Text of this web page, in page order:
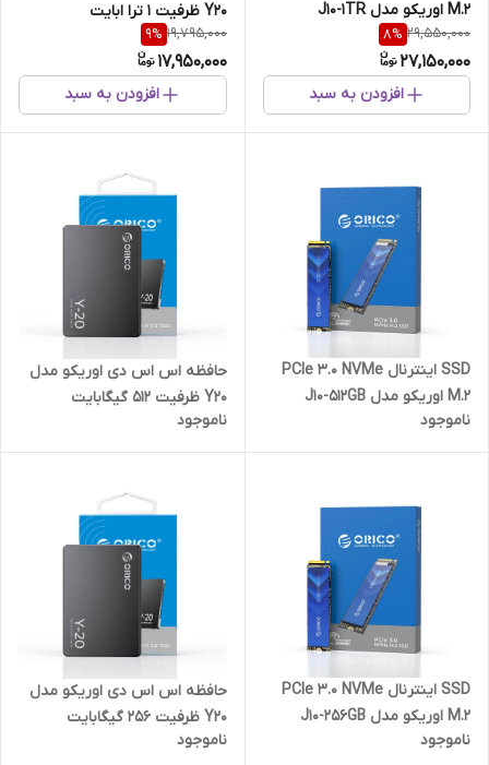
M.2 اوریکو مدل J10-1TR
29,550,000
8%
27,150,000
افزودن به سبد
Y20 ظرفیت 1 ترا ابایت
19,795,000
9%
17,950,000
افزودن به سبد
SSD اینترنال PCIe 3.0 NVMe
M.2 اوریکو مدل J10-512GB
ناموجود
حافظه اس‌ اس‌ دی اوریکو مدل
Y20 ظرفیت 512 گیگابایت
ناموجود
SSD اینترنال PCIe 3.0 NVMe
M.2 اوریکو مدل J10-256GB
ناموجود
حافظه اس‌ اس‌ دی اوریکو مدل
Y20 ظرفیت 256 گیگابایت
ناموجود